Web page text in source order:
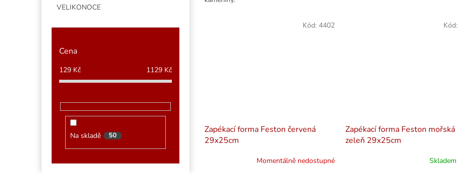
VELIKONOCE
Cena
129 Kč 1129 Kč
Na skladě 50
Zapékací forma Feston červená
29x25cm
Momentálně nedostupné
Kód: 4402
Zapékací forma Feston mořská
zeleň 29x25cm
Skladem
Kód: